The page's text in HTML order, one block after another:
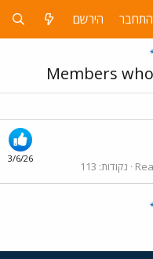
התחבר הירשם
Members
3/6/26
נקודות 113